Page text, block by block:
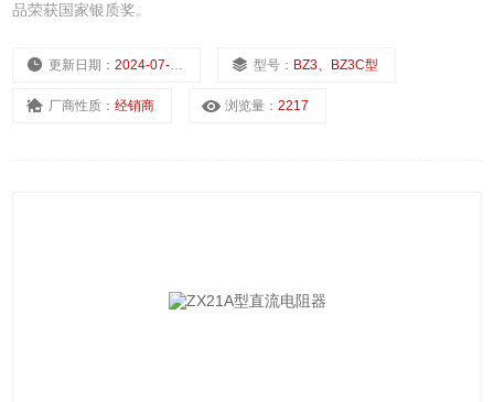
品荣获国家银质奖。
更新日期：2024-07-23 型号： BZ3、BZ3C型
厂商性质：经销商 浏览量：2217